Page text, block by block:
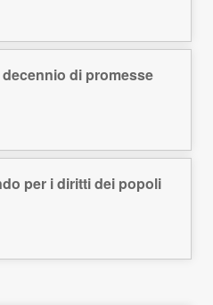
di promesse
per i diritti dei popoli